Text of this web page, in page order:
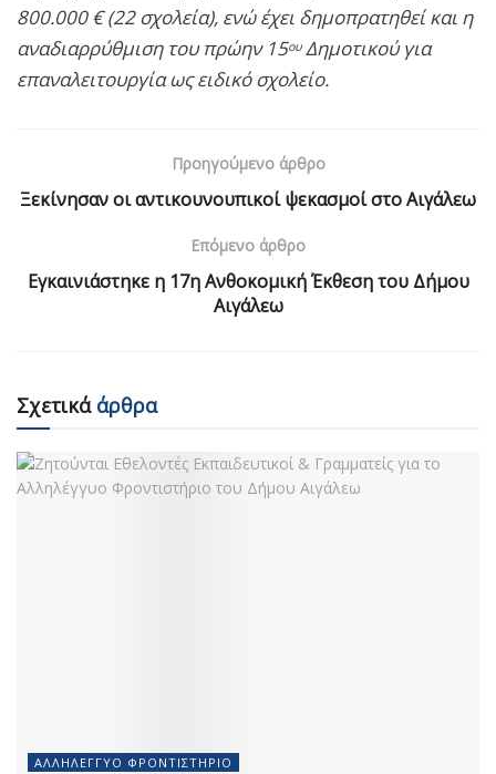
800.000 € (22 σχολεία), ενώ έχει δημοπρατηθεί και η
αναδιαρρύθμιση του πρώην 15ουΔημοτικού για
επαναλειτουργία ως ειδικό σχολείο.
Προηγούμενο άρθρο
Ξεκίνησαν οι αντικουνουπικοί ψεκασμοί στο Αιγάλεω
Επόμενο άρθρο
Εγκαινιάστηκε η 17η Ανθοκομική Έκθεση του Δήμου
Αιγάλεω
Σχετικάάρθρα
ΑΛΛΗΛΈΓΓΥΟ ΦΡΟΝΤΙΣΤΉΡΙΟ